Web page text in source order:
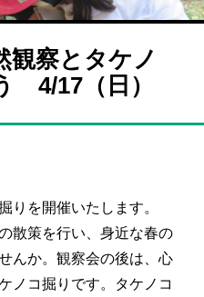
観察とタケノ
4/17（日）
りを開催いたします。
散策を行い、身近な春の
んか。観察会の後は、心
ノコ掘りです。タケノコ